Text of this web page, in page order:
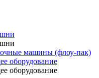
машины (флоу-пак)
оборудование
оборудование